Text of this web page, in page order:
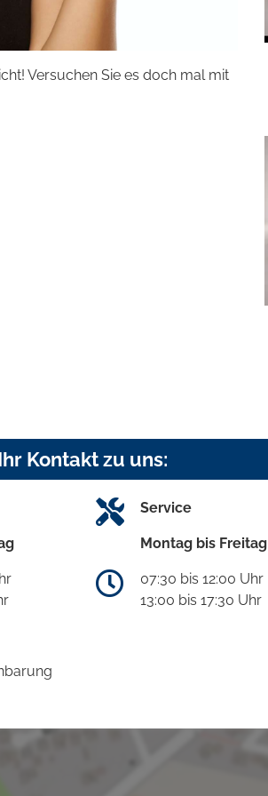
Versuchen Sie es doch mal mit
Kontakt zu uns:
Service
Montag bis Freitag
07:30 bis 12:00 Uhr
13:00 bis 17:30 Uhr